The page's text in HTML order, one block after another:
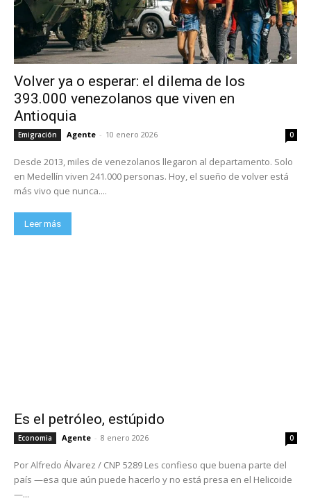
Volver ya o esperar: el dilema de los
393.000 venezolanos que viven en
Antioquia
Emigración Agente - 10 enero 2026 0
Desde 2013, miles de venezolanos llegaron al departamento. Solo
en Medellín viven 241.000 personas. Hoy, el sueño de volver está
más vivo que nunca....
Leer más
Es el petróleo, estúpido
Economia Agente - 8 enero 2026 0
Por Alfredo Álvarez / CNP 5289 Les confieso que buena parte del
país —esa que aún puede hacerlo y no está presa en el Helicoide
—...